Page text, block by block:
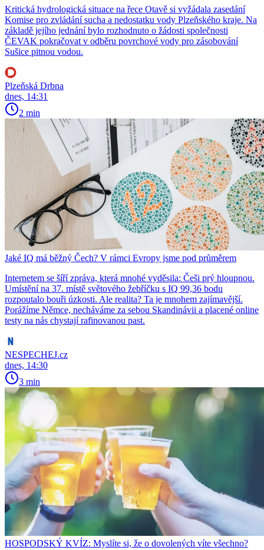
Kritická hydrologická situace na řece Otavě si vyžádala zasedání
Komise pro zvládání sucha a nedostatku vody Plzeňského kraje. Na
základě jejího jednání bylo rozhodnuto o žádosti společnosti
ČEVAK pokračovat v odběru povrchové vody pro zásobování
Sušice pitnou vodou.
Plzeňská Drbna
dnes, 14:31
2 min
Jaké IQ má běžný Čech? V rámci Evropy jsme pod průměrem
Internetem se šíří zpráva, která mnohé vyděsila: Češi prý hloupnou.
Umístění na 37. místě světového žebříčku s IQ 99,36 bodu
rozpoutalo bouři úzkosti. Ale realita? Ta je mnohem zajímavější.
Porážíme Němce, necháváme za sebou Skandinávii a placené online
testy na nás chystají rafinovanou past.
NESPECHEJ.cz
dnes, 14:30
3 min
HOSPODSKÝ KVÍZ: Myslíte si, že o dovolených víte všechno?